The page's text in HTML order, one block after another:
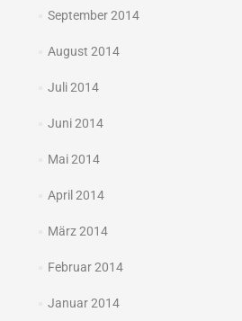
September 2014
August 2014
Juli 2014
Juni 2014
Mai 2014
April 2014
März 2014
Februar 2014
Januar 2014